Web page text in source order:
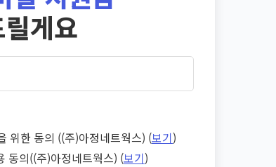
게요
위한 동의 ((주)아정네트웍스) (보기)
동의((주)아정네트웍스) (보기)